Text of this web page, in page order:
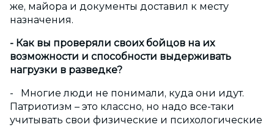
же, майора и документы доставил к месту
назначения.
- Как вы проверяли своих бойцов на их
возможности и способности выдерживать
нагрузки в разведке?
- Многие люди не понимали, куда они идут.
Патриотизм – это классно, но надо все-таки
учитывать свои физические и психологические